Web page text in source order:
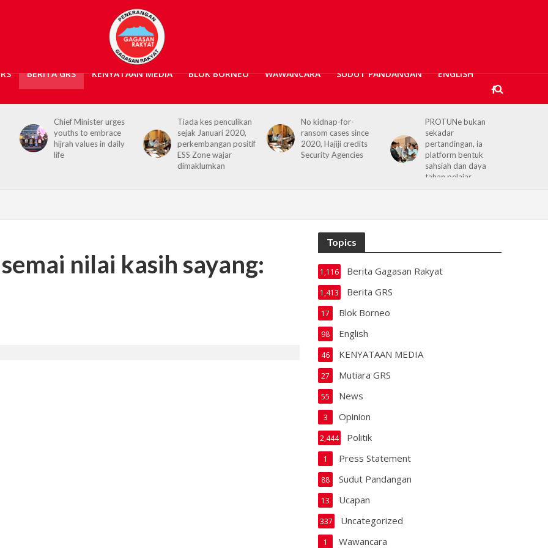
BERITA GRS KENYATAAN MEDIA BLOK BORNEO WAWANCARA SUDUT PANDANGAN ENGLISH
urges
embrace
in daily
Tiada kes penculikan
sejak Januari 2020,
perkembangan positif
ESS Zone wajar
No kidnap-for-
ransom cases since
2020, Hajiji credits
Security Agencies
PROTUNe bukan
sekadar
pertandingan, ia
platform bentuk
sahsiah dan daya
Hajiji receives UK High
reaffirms enduring
Sabah–UK ties
nilai kasih sayang:
Topics
Berita Gagasan Rakyat
1,116
Berita GRS
1,413
Blok Borneo
17
English
98
KENYATAAN MEDIA
46
Mutiara GRS
27
News
55
Opinion
3
Politik
2,444
Press Statement
1
Sudut Pandangan
88
Ucapan
13
Uncategorized
337
Wawancara
1